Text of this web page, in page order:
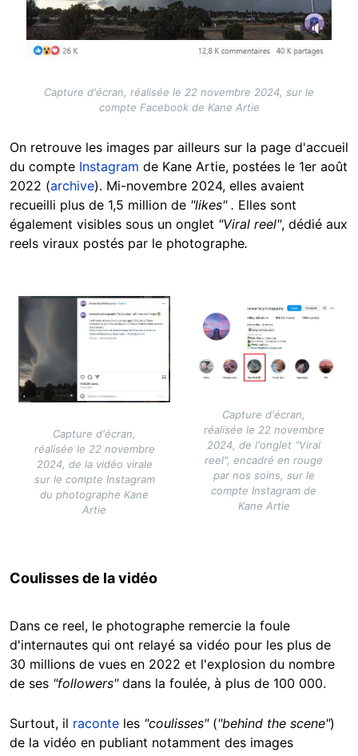
Capture d'écran, réalisée le 22 novembre 2024, sur le
compte Facebook de Kane Artie
On retrouve les images par ailleurs sur la page d'accueil
du compte Instagram de Kane Artie, postées le 1er août
2022 (archive). Mi-novembre 2024, elles avaient
recueilli plus de 1,5 million de "likes" . Elles sont
également visibles sous un onglet "Viral reel", dédié aux
reels viraux postés par le photographe.
Capture d'écran,
réalisée le 22 novembre
2024, de la vidéo virale
sur le compte Instagram
du photographe Kane
Artie
Image
Capture d'écran,
réalisée le 22 novembre
2024, de l'onglet "Viral
reel", encadré en rouge
par nos soins, sur le
compte Instagram de
Kane Artie
Coulisses de la vidéo
Dans ce reel, le photographe remercie la foule
d'internautes qui ont relayé sa vidéo pour les plus de
30 millions de vues en 2022 et l'explosion du nombre
de ses "followers"dans la foulée, à plus de 100 000.
Surtout, il raconte les "coulisses" ("behind the scene")
de la vidéo en publiant notamment des images